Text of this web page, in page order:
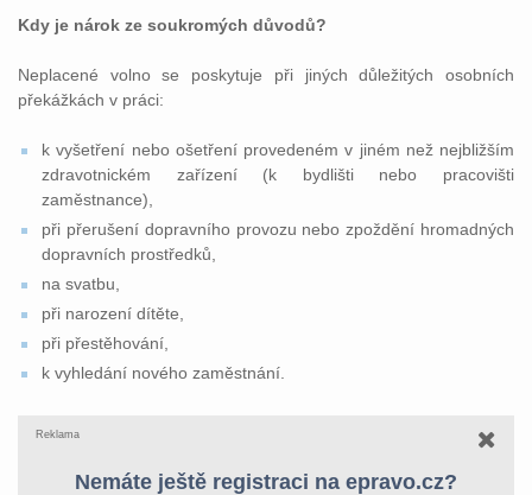
Kdy je nárok ze soukromých důvodů?
Neplacené volno se poskytuje při jiných důležitých osobních
překážkách v práci:
k vyšetření nebo ošetření provedeném v jiném než nejbližším
zdravotnickém zařízení (k bydlišti nebo pracovišti
zaměstnance),
při přerušení dopravního provozu nebo zpoždění hromadných
dopravních prostředků,
na svatbu,
při narození dítěte,
při přestěhování,
k vyhledání nového zaměstnání.
Reklama
Nemáte ještě registraci na epravo.cz?